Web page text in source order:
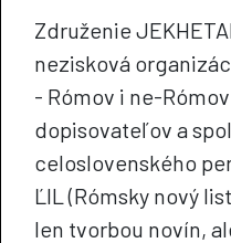
Združenie
nezisková
- Rómov i ne-
dopisovateľov a
celoslovenského
ĽIL (Rómsky nový
len tvorbou novín,